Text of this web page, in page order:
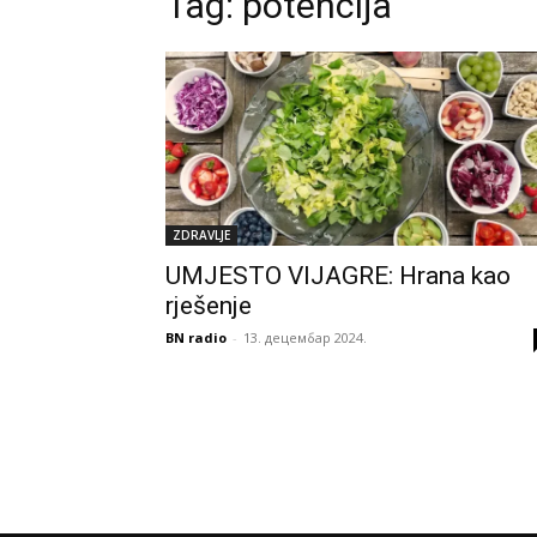
ZDRAVLJE
UMJESTO VIJAGRE: Hrana kao
rješenje
BN radio - 13. децембар 2024.